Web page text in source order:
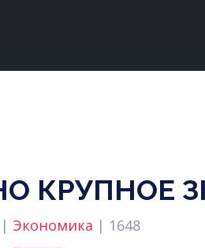
КРУПНОЕ
Экономика | 1648